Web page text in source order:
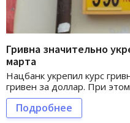
Гривна значительно
марта
Нацбанк укрепил курс
гривен за доллар. При
Подробнее